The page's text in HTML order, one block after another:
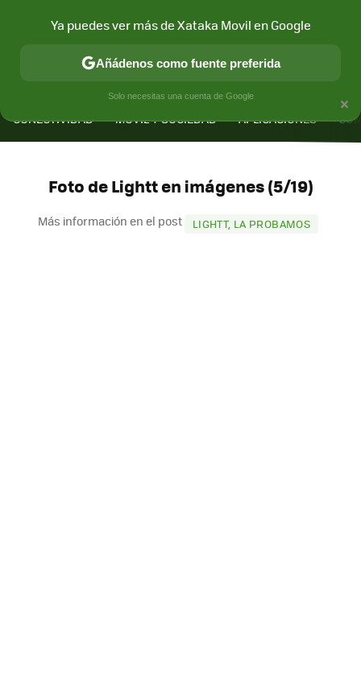
CONECTIVIDAD MÓVIL Y SOCIEDAD APLICACIONES
Foto de Lightt en imágenes (5/19)
Más información en el post LIGHTT, LA PROBAMOS
×
Ya puedes ver más de Xataka Movil en Google
Añádenos como fuente preferida
Solo necesitas una cuenta de Google